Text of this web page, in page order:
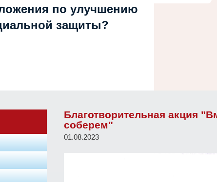
по улучшению
защиты?
Благотворительная акция
соберем"
01.08.2023